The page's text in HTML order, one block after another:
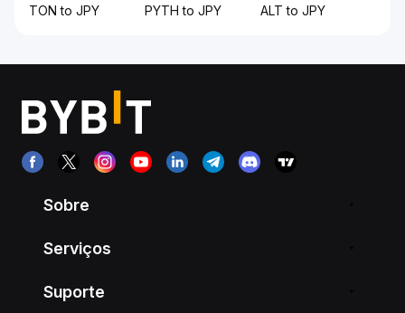
TON to JPY PYTH to JPY ALT to JPY
Sobre
Serviços
Suporte